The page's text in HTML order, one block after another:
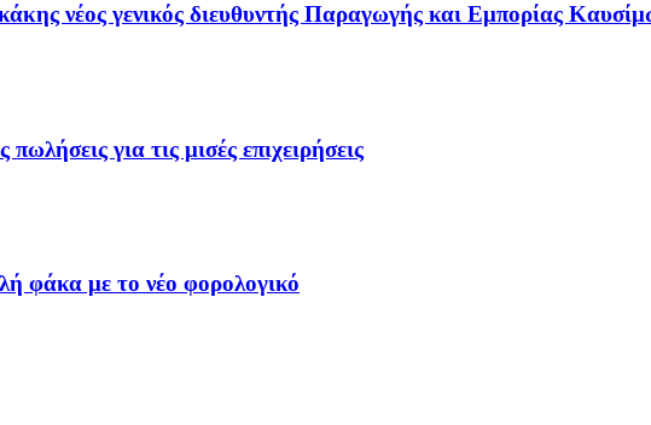
νέος γενικός διευθυντής Παραγωγής και Εμπορίας
για τις μισές επιχειρήσεις
φάκα με το νέο φορολογικό